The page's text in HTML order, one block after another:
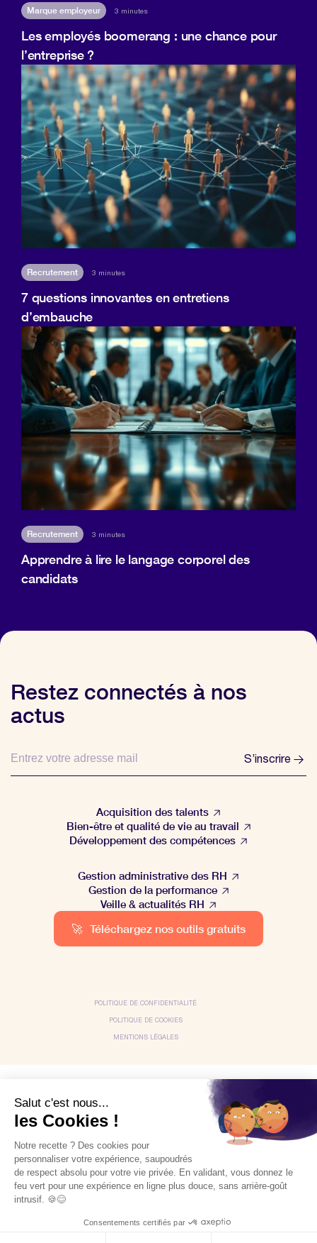
Marque employeur 3 minutes
Les employés boomerang : une chance pour
l’entreprise ?
Recrutement 3 minutes
7 questions innovantes en entretiens
d’embauche
Recrutement 3 minutes
Apprendre à lire le langage corporel des
candidats
Restez connectés à nos
actus
S’inscrire
Acquisition des talents
Bien-être et qualité de vie au travail
Développement des compétences
Gestion administrative des RH
Gestion de la performance
Veille & actualités RH
🚀 Téléchargez nos outils gratuits
POLITIQUE DE CONFIDENTIALITÉ
POLITIQUE DE COOKIES
MENTIONS LÉGALES